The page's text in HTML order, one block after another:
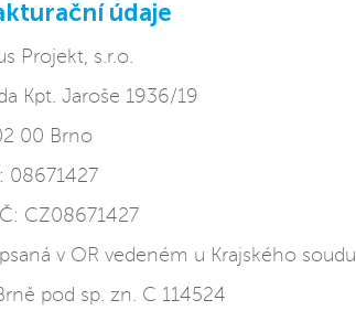
údaje
Projekt, s.r.o.
Kpt. Jaroše 1936/19
00 Brno
08671427
CZ08671427
v OR vedeném u Krajského soudu
pod sp. zn. C 114524